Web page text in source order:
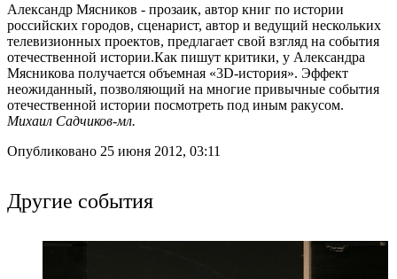
Александр Мясников - прозаик, автор книг по истории
российских городов, сценарист, автор и ведущий нескольких
телевизионных проектов, предлагает свой взгляд на события
отечественной истории.Как пишут критики, у Александра
Мясникова получается объемная «3D-история». Эффект
неожиданный, позволяющий на многие привычные события
отечественной истории посмотреть под иным ракусом.
Михаил Садчиков-мл.
Опубликовано 25 июня 2012, 03:11
Другие события